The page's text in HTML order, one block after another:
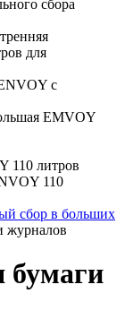
сбор в больших
журналов
бумаги